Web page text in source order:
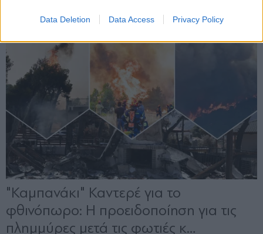
Data Deletion Data Access Privacy Policy